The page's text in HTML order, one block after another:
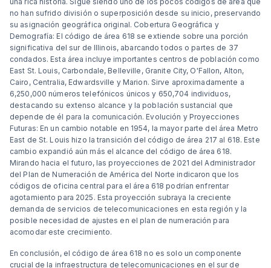
no han sufrido división o superposición desde su inicio, preservando
su asignación geográfica original. Cobertura Geográfica y
Demografía: El código de área 618 se extiende sobre una porción
significativa del sur de Illinois, abarcando todos o partes de 37
condados. Esta área incluye importantes centros de población como
East St. Louis, Carbondale, Belleville, Granite City, O'Fallon, Alton,
Cairo, Centralia, Edwardsville y Marion. Sirve aproximadamente a
6,250,000 números telefónicos únicos y 650,704 individuos,
destacando su extenso alcance y la población sustancial que
depende de él para la comunicación. Evolución y Proyecciones
Futuras: En un cambio notable en 1954, la mayor parte del área Metro
East de St. Louis hizo la transición del código de área 217 al 618. Este
cambio expandió aún más el alcance del código de área 618.
Mirando hacia el futuro, las proyecciones de 2021 del Administrador
del Plan de Numeración de América del Norte indicaron que los
códigos de oficina central para el área 618 podrían enfrentar
agotamiento para 2025. Esta proyección subraya la creciente
demanda de servicios de telecomunicaciones en esta región y la
posible necesidad de ajustes en el plan de numeración para
acomodar este crecimiento.
En conclusión, el código de área 618 no es solo un componente
crucial de la infraestructura de telecomunicaciones en el sur de